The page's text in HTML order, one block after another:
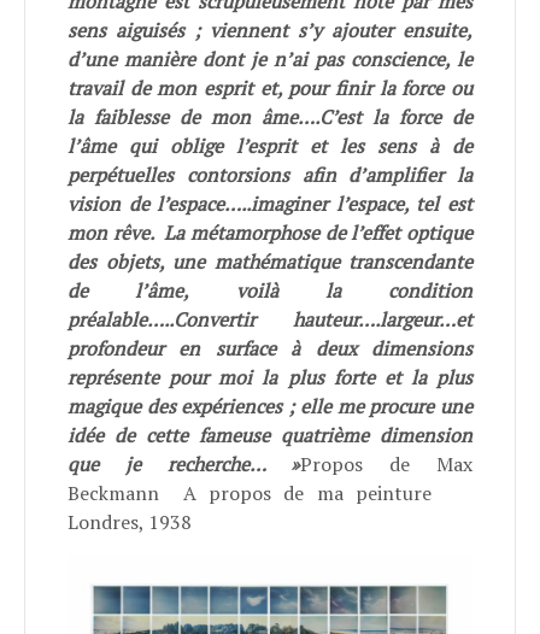
sens aiguisés ; viennent s’y ajouter ensuite,
d’une manière dont je n’ai pas conscience, le
travail de mon esprit et, pour finir la force ou
la faiblesse de mon âme….C’est la force de
l’âme qui oblige l’esprit et les sens à de
perpétuelles contorsions afin d’amplifier la
vision de l’espace…..imaginer l’espace, tel est
mon rêve. La métamorphose de l’effet optique
des objets, une mathématique transcendante
de l’âme, voilà la condition
préalable…..Convertir hauteur….largeur…et
profondeur en surface à deux dimensions
représente pour moi la plus forte et la plus
magique des expériences ; elle me procure une
idée de cette fameuse quatrième dimension
que je recherche… »Propos de Max
Beckmann A propos de ma peinture
Londres, 1938